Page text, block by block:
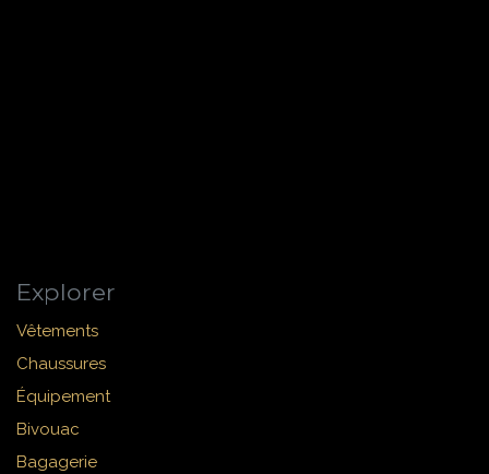
Explorer
Vêtements
Chaussures
Équipement
Bivouac
Bagagerie